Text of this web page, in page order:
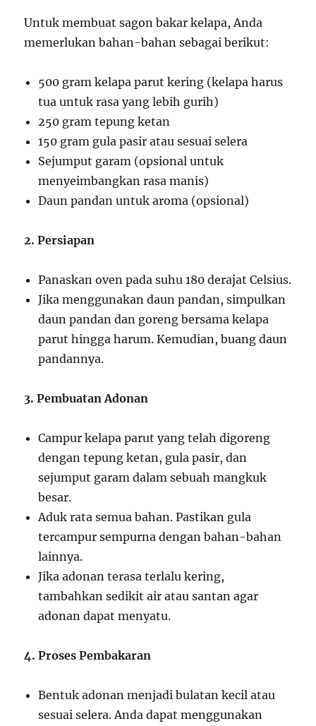
Untuk membuat sagon bakar kelapa, Anda
memerlukan bahan-bahan sebagai berikut:
500 gram kelapa parut kering (kelapa harus
tua untuk rasa yang lebih gurih)
250 gram tepung ketan
150 gram gula pasir atau sesuai selera
Sejumput garam (opsional untuk
menyeimbangkan rasa manis)
Daun pandan untuk aroma (opsional)
2. Persiapan
Panaskan oven pada suhu 180 derajat Celsius.
Jika menggunakan daun pandan, simpulkan
daun pandan dan goreng bersama kelapa
parut hingga harum. Kemudian, buang daun
pandannya.
3. Pembuatan Adonan
Campur kelapa parut yang telah digoreng
dengan tepung ketan, gula pasir, dan
sejumput garam dalam sebuah mangkuk
besar.
Aduk rata semua bahan. Pastikan gula
tercampur sempurna dengan bahan-bahan
lainnya.
Jika adonan terasa terlalu kering,
tambahkan sedikit air atau santan agar
adonan dapat menyatu.
4. Proses Pembakaran
Bentuk adonan menjadi bulatan kecil atau
sesuai selera. Anda dapat menggunakan